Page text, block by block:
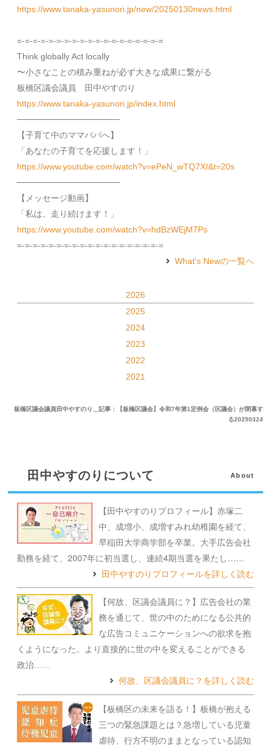
https://www.tanaka-yasunori.jp/new/20250130news.html
=-=-=-=-=-=-=-=-=-=-=-=-=-=-=-=-=-=-=
Think globally Act locally
〜小さなことの積み重ねが必ず大きな成果に繋がる
板橋区議会議員 田中やすのり
https://www.tanaka-yasunori.jp/index.html
─────────────────
【子育て中のママパパへ】
「あなたの子育てを応援します！」
https://www.youtube.com/watch?v=ePeN_wTQ7XI&t=20s
─────────────────
【メッセージ動画】
「私は、走り続けます！」
https://www.youtube.com/watch?v=hdBzWEjM7Ps
=-=-=-=-=-=-=-=-=-=-=-=-=-=-=-=-=-=-=
What's Newの一覧へ
2026
2025
2024
2023
2022
2021
板橋区議会議員田中やすのり＿記事：【板橋区議会】令和7年第1定例会（区議会）が閉幕す
る20250324
田中やすのりについて About
【田中やすのりプロフィール】赤塚二
中、成増小、成増すみれ幼稚園を経て、
早稲田大学商学部を卒業。大手広告会社
勤務を経て、2007年に初当選し、連続4期当選を果たし……
田中やすのりプロフィールを詳しく読む
【何故、区議会議員に？】広告会社の業
務を通じて、世の中のためになる公共的
な広告コミュニケーションへの欲求を抱
くようになった。より直接的に世の中を変えることができる
政治……
何故、区議会議員に？を詳しく読む
【板橋区の未来を語る！】板橋が抱える
三つの緊急課題とは？急増している児童
虐待、行方不明のままとなっている認知